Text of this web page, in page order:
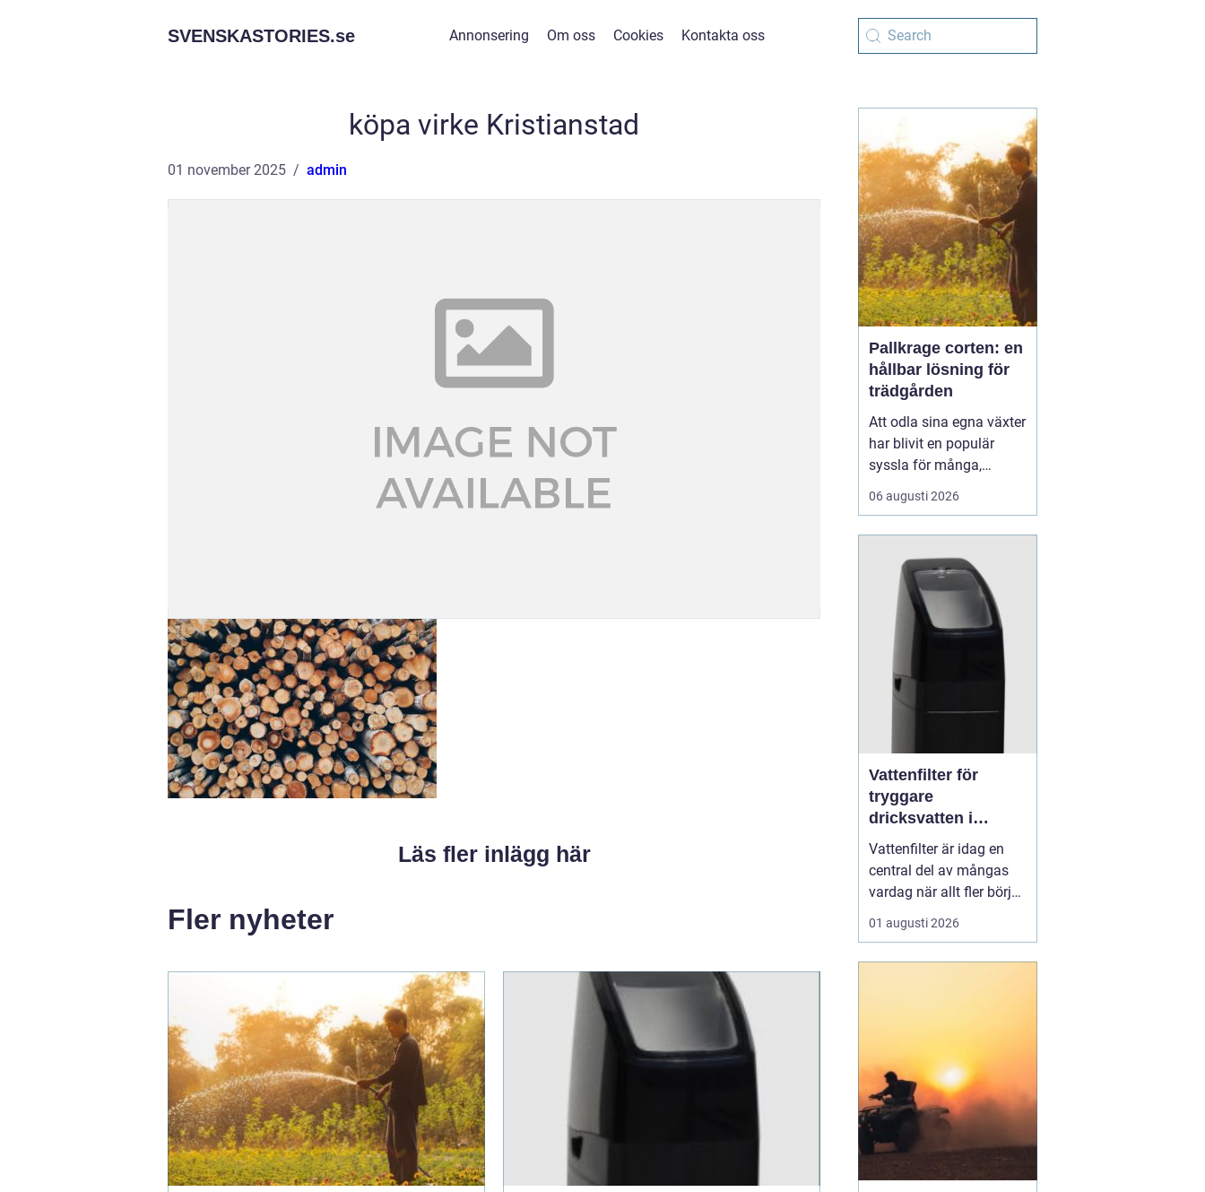
SVENSKASTORIES.se Annonsering Om oss Cookies Kontakta oss
köpa virke Kristianstad
01 november 2025 admin
Läs fler inlägg här
Fler nyheter
Pallkrage corten: en
hållbar lösning för
trädgården
Att odla sina egna växter
har blivit en populär
syssla för många,
oavsett om det handlar
om att ha en prunkande
balkongträdgård i stan.
En av de mest effektiva
och este...
06 augusti 2026
Vattenfilter för
tryggare
dricksvatten i
vardagen
Vattenfilter är idag en
central del av mångas
vardag när allt fler börjar
fundera på kvaliteten på
vattnet som kommer ur
hårt vat...
01 augusti 2026